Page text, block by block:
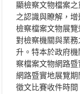
顯檢察文物檔案
之認識與瞭解，
檢察檔案文物展
對檢察機關與業
升。特本於政府
察檔案文物網路
網路暨實地展覽
徵文比賽收件時